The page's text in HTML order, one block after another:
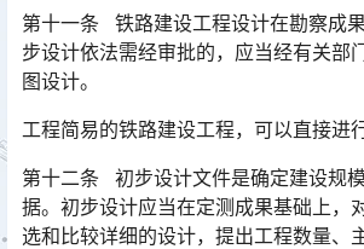
第十一条 铁路建设工程设计在勘察成
步设计依法需经审批的，应当经有关部
图设计。
工程简易的铁路建设工程，可以直接进
第十二条 初步设计文件是确定建设规
据。初步设计应当在定测成果基础上，
选和比较详细的设计，提出工程数量、